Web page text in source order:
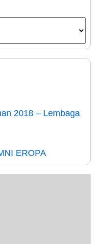
2018 – Lembaga
EROPA